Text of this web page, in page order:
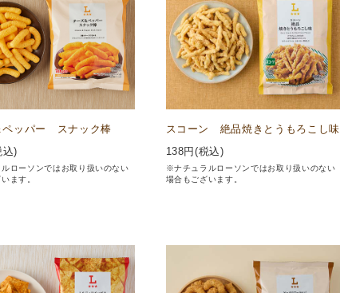
ペッパー スナック棒
込)
ローソンではお取り扱いのない
ます。
スコーン 絶品焼きとうもろこし味
138円(税込)
※ナチュラルローソンではお取り扱いのない
場合もございます。